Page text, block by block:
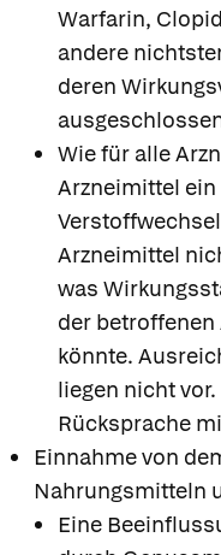
Warfarin,
andere
deren
Wie für alle
Arzneimittel
Arzneimittel
was
der
könnte.
liegen nicht
Rücksprache
Einnahme von
Nahrungsmitteln
Eine